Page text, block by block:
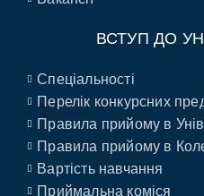
ВСТУП ДО
Спеціальності
Перелік конкурсних
Правила прийому в
Правила прийому в
Вартість навчання
Приймальна коміся